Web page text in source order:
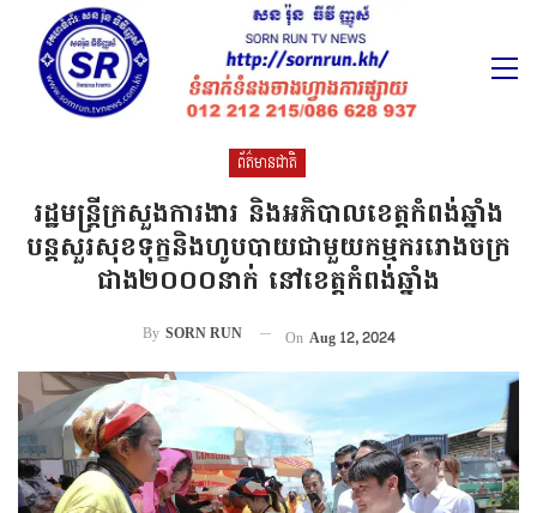
ព័ត៌មានជាតិ
រដ្ឋមន្ត្រីក្រសួងការងារ និងអភិបាលខេត្តកំពង់ឆ្នាំង
បន្តសួរសុខទុក្ខនិងហូបបាយជាមួយកម្មកររោងចក្រ
ជាង២០០០នាក់ នៅខេត្តកំពង់ឆ្នាំង
By SORN RUN On Aug 12, 2024